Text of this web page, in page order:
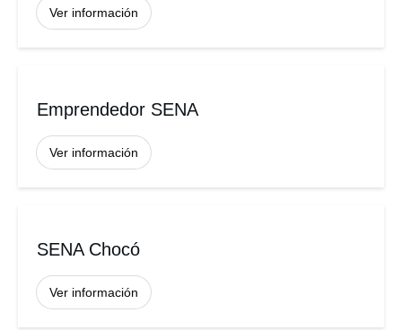
Ver información
Emprendedor SENA
Ver información
SENA Chocó
Ver información